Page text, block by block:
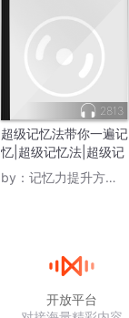
2813
超级记忆法带你一遍记
忆|超级记忆法|超级记
忆术
by： 记忆力提升方法分享
开放平台